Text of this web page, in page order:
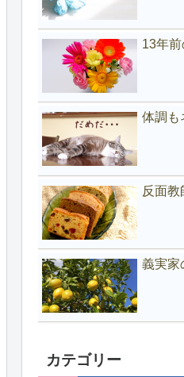
13年
体調も
反面教
義実家
カテゴリー